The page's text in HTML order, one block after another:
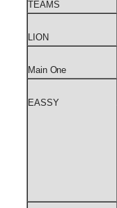
TEAMS
LION
Main One
EASSY